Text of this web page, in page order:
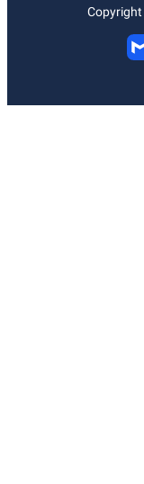
Copyright